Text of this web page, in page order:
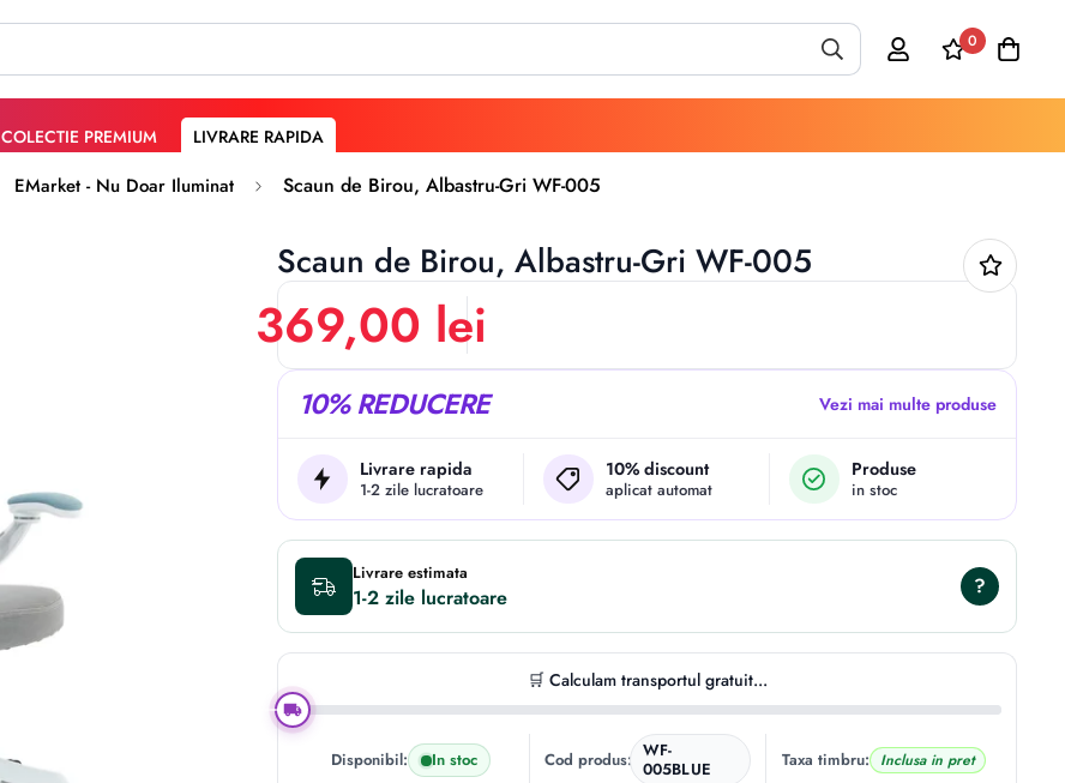
0
COLECTIE PREMIUM LIVRARE RAPIDA
EMarket - Nu Doar Iluminat Scaun de Birou, Albastru-Gri WF-005
Scaun de Birou, Albastru-Gri WF-005
369,00 lei
10% REDUCERE Vezi mai multe produse
Livrare rapida
1-2 zile lucratoare
10% discount
aplicat automat
Produse
in stoc
Livrare estimata
1-2 zile ?
🛒 Calculam transportul gratuit...
Disponibil: In stoc Cod produs: WF-
005BLUE
Taxa timbru: Inclusa in pret